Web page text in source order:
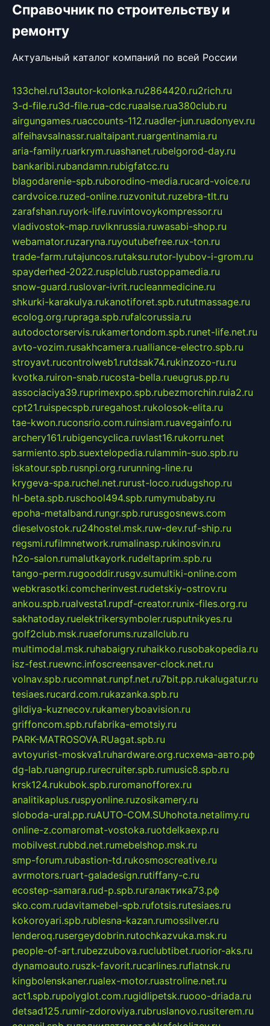
Справочник по строительству и
ремонту
Актуальный каталог компаний по всей России
133chel.ru13autor-kolonka.ru2864420.ru2rich.ru
3-d-file.ru3d-file.rua-cdc.ruaalse.rua380club.ru
airgungames.ruaccounts-112.ruadler-jun.ruadonyev.ru
alfeihavsalnassr.rualtaipant.ruargentinamia.ru
aria-family.ruarkrym.ruashanet.rubelgorod-day.ru
bankaribi.rubandamn.rubigfatcc.ru
blagodarenie-spb.ruborodino-media.rucard-voice.ru
cardvoice.ruzed-online.ruzvonitut.ruzebra-tlt.ru
zarafshan.ruyork-life.ruvintovoykompressor.ru
vladivostok-map.ruvlknrussia.ruwasabi-shop.ru
webamator.ruzaryna.ruyoutubefree.rux-ton.ru
trade-farm.rutajuncos.rutaksu.rutor-lyubov-i-grom.ru
spayderhed-2022.rusplclub.rustoppamedia.ru
snow-guard.ruslovar-ivrit.rucleanmedicine.ru
shkurki-karakulya.rukanotiforet.spb.rututmassage.ru
ecolog.org.rupraga.spb.rufalcorussia.ru
autodoctorservis.rukamertondom.spb.runet-life.net.ru
avto-vozim.rusakhcamera.rualliance-electro.spb.ru
stroyavt.rucontrolweb1.rutdsak74.rukinzozo-ru.ru
kvotka.ruiron-snab.rucosta-bella.rueugrus.pp.ru
associaciya39.ruprimexpo.spb.rubezmorchin.ruia2.ru
cpt21.ruispecspb.ruregahost.rukolosok-elita.ru
tae-kwon.ruconsrio.com.ruinsiam.ruavegainfo.ru
archery161.rubigencyclica.ruvlast16.rukorru.net
sarmiento.spb.suextelopedia.rulammin-suo.spb.ru
iskatour.spb.rusnpi.org.rurunning-line.ru
krygeva-spa.ruchel.net.rurust-loco.rudugshop.ru
hl-beta.spb.ruschool494.spb.rumymubaby.ru
epoha-metalband.rungr.spb.rurusgosnews.com
dieselvostok.ru24hostel.msk.ruw-dev.ruf-ship.ru
regsmi.rufilmnetwork.rumalinasp.rukinosvin.ru
h2o-salon.rumalutkayork.rudeltaprim.spb.ru
tango-perm.rugooddir.rusgv.sumultiki-online.com
webkrasotki.comcherinvest.rudetskiy-ostrov.ru
ankou.spb.rualvesta1.rupdf-creator.runix-files.org.ru
sakhatoday.ruelektrikersymboler.rusputnikyes.ru
golf2club.msk.ruaeforums.ruzallclub.ru
multimodal.msk.ruhabaigry.ruhaikko.rusobakopedia.ru
isz-fest.ruewnc.infoscreensaver-clock.net.ru
volnav.spb.rucomnat.runpf.net.ru7bit.pp.rukalugatur.ru
tesiaes.rucard.com.rukazanka.spb.ru
gildiya-kuznecov.rukameryboavision.ru
griffoncom.spb.rufabrika-emotsiy.ru
PARK-MATROSOVA.RUagat.spb.ru
avtoyurist-moskva1.ruhardware.org.ruсхема-авто.рф
dg-lab.ruangrup.rurecruiter.spb.rumusic8.spb.ru
krsk124.rukubok.spb.ruromanofforex.ru
analitikaplus.ruspyonline.ruzosikamery.ru
sloboda-ural.pp.ruAUTO-COM.SUhohota.netalimy.ru
online-z.comaromat-vostoka.ruotdelkaexp.ru
mobilvest.rubbd.net.rumebelshop.msk.ru
smp-forum.rubastion-td.rukosmoscreative.ru
avrmotors.ruart-galadesign.rutiffany-c.ru
ecostep-samara.rud-p.spb.ruгалактика73.рф
sko.com.rudavitamebel-spb.rufotsis.rutesiaes.ru
kokoroyari.spb.rublesna-kazan.rumossilver.ru
lenderoq.rusergeydobrin.rutochkazvuka.msk.ru
people-of-art.rubezzubova.ruclubtibet.ruorior-aks.ru
dynamoauto.ruszk-favorit.rucarlines.ruflatnsk.ru
kingbolenskaner.rualex-motor.ruastroline.net.ru
act1.spb.rupolyglot.com.rugidlipetsk.ruooo-driada.ru
detsad125.rumir-zdoroviya.rubruslanovo.rusiterem.ru